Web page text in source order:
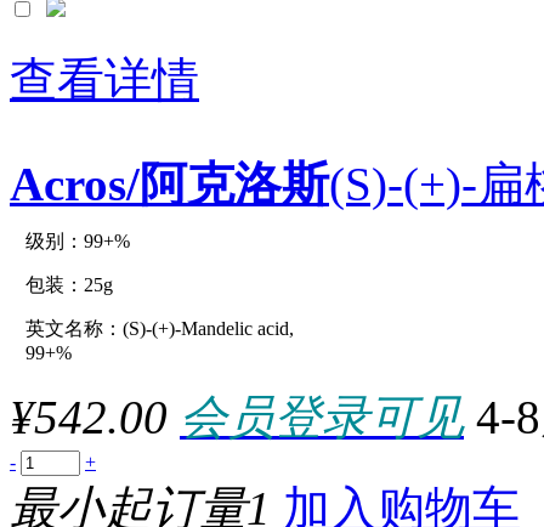
(c)50g
(c)5g
*10x10cm
*10x150mm
*10x1g
*2x10cm
*2x12.5kg
*2x2.5kg
*2x500g
*2x50m
*3x500g
*4x100ml
品牌
查看详情
Acros/阿克洛斯(S)-(+)-扁
原厂型号：C12530-25g
参数：
级别：99+%
包装：25g
英文名称：(S)-(+)-Mandelic acid,
99+%
¥542.00 会员登录可见 4-
- +
最小起订量1 加入购物车